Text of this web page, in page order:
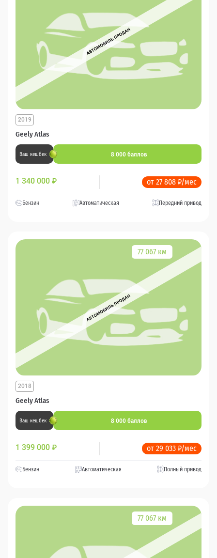
Geely Atlas
2019
Ваш кешбек 8 000 баллов
1 340 000 ₽ от 27 808 ₽/мес
Бензин Автоматическая Передний привод
77 067 км
Geely Atlas
2018
Ваш кешбек 8 000 баллов
1 399 000 ₽ от 29 033 ₽/мес
Бензин Автоматическая Полный привод
77 067 км